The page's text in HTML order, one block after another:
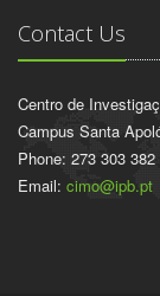
Contact Us
Centro de
Campus Santa
Phone: 273 303 382
Email: cimo@ipb.pt